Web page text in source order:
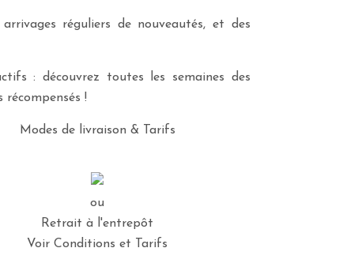
réguliers de nouveautés, et des
: découvrez toutes les semaines des
!
Modes de livraison & Tarifs
ou
Retrait à l'entrepôt
Voir Conditions et Tarifs